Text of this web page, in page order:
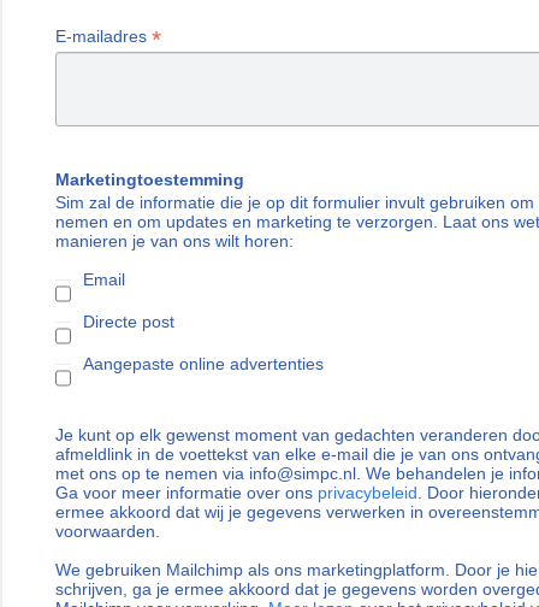
E-mailadres *
Marketingtoestemming
Sim zal de informatie die je op dit formulier invult gebruiken
nemen en om updates en marketing te verzorgen. Laat ons
manieren je van ons wilt horen:
Email
Directe post
Aangepaste online advertenties
Je kunt op elk gewenst moment van gedachten veranderen
afmeldlink in de voettekst van elke e-mail die je van ons
met ons op te nemen via info@simpc.nl. We behandelen je
Ga voor meer informatie over ons privacybeleid. Door
ermee akkoord dat wij je gegevens verwerken in
voorwaarden.
We gebruiken Mailchimp als ons marketingplatform. Door je
schrijven, ga je ermee akkoord dat je gegevens worden